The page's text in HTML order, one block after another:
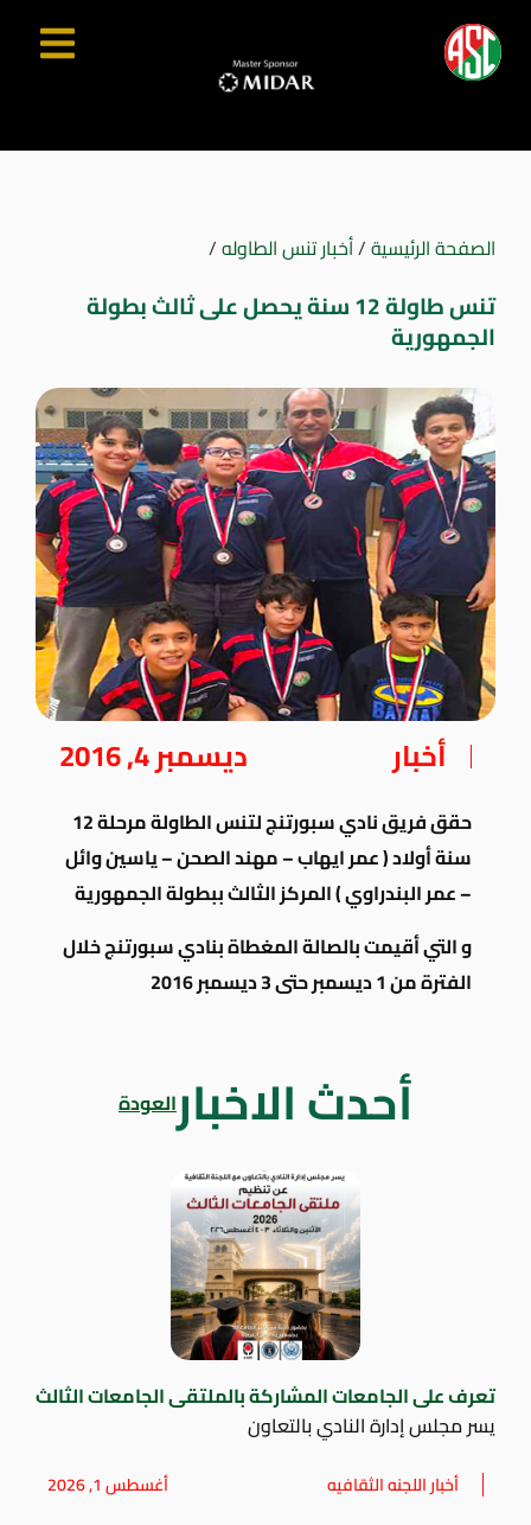
الصفحة الرئيسية/أخبار تنس الطاوله/
تنس طاولة 12 سنة يحصل على ثالث بطولة
الجمهورية
أخبار ديسمبر 4, 2016
حقق فريق نادي سبورتنج لتنس الطاولة مرحلة 12
سنة أولاد ( عمر ايهاب – مهند الصحن – ياسين وائل
– عمر البندراوي ) المركز الثالث ببطولة الجمهورية
و التي أقيمت بالصالة المغطاة بنادي سبورتنج خلال
الفترة من 1 ديسمبر حتى 3 ديسمبر 2016
أحدث الاخبارالعودة
تعرف على الجامعات المشاركة بالملتقى الجامعات الثالث
يسر مجلس إدارة النادي بالتعاون
أخبار اللجنه الثقافيه أغسطس 1, 2026